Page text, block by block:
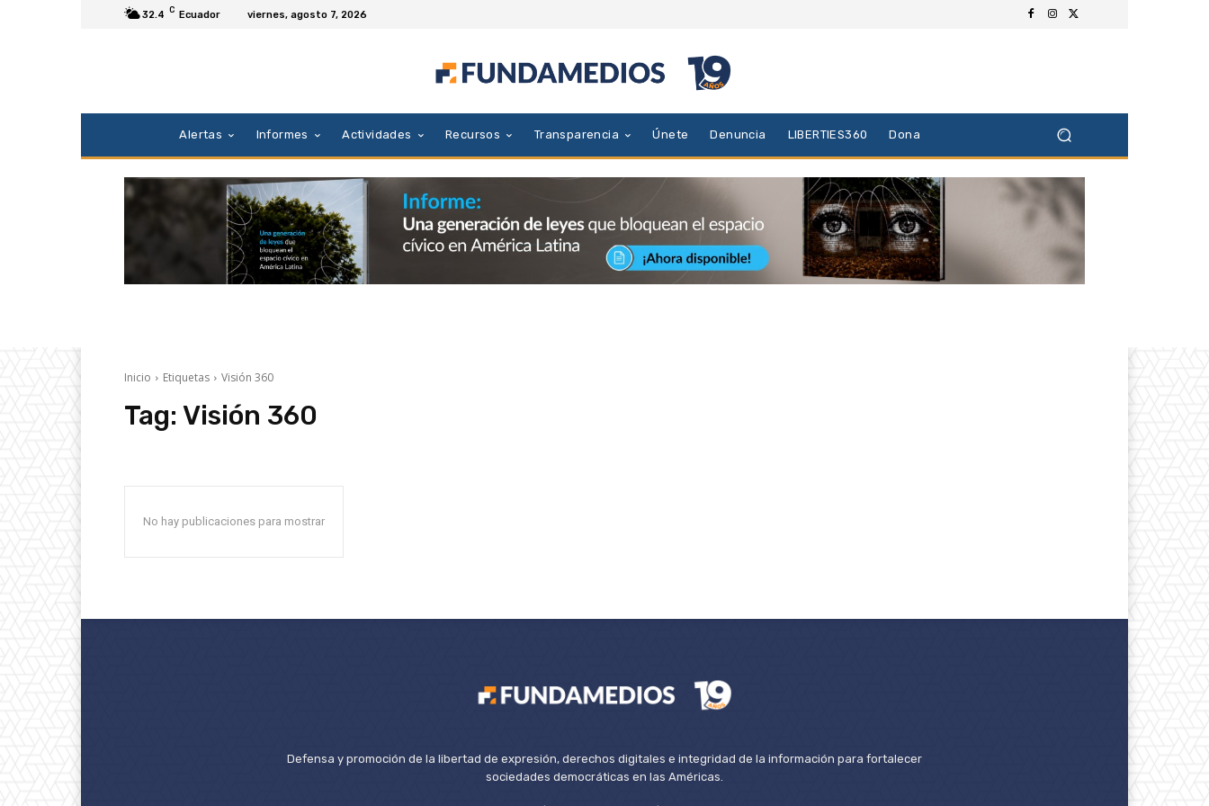
32.4 C Ecuador viernes, agosto 7, 2026
Alertas Informes Actividades Recursos Transparencia Únete Denuncia LIBERTIES360 Dona
Inicio Etiquetas Visión 360
Tag: Visión 360
No hay publicaciones para mostrar
Defensa y promoción de la libertad de expresión, derechos digitales e integridad de la información para fortalecer
sociedades democráticas en las Américas.